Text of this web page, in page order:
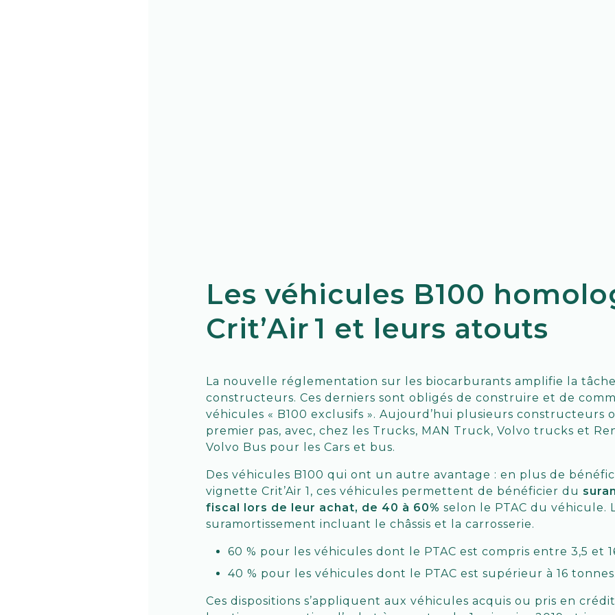
Les véhicules B100
Crit’Air 1 et leurs atouts
La nouvelle réglementation sur les biocarburants amplifie la
constructeurs. Ces derniers sont obligés de construire et de
véhicules « B100 exclusifs ». Aujourd’hui plusieurs constructeurs
premier pas, avec, chez les Trucks, MAN Truck, Volvo trucks et
Volvo Bus pour les Cars et bus.
Des véhicules B100 qui ont un autre avantage : en plus de
vignette Crit’Air 1, ces véhicules permettent de bénéficier du
fiscal lors de leur achat, de 40 à 60% selon le PTAC du véhicule.
suramortissement incluant le châssis et la carrosserie.
60 % pour les véhicules dont le PTAC est compris entre 3,5 et
40 % pour les véhicules dont le PTAC est supérieur à 16
Ces dispositions s’appliquent aux véhicules acquis ou pris en